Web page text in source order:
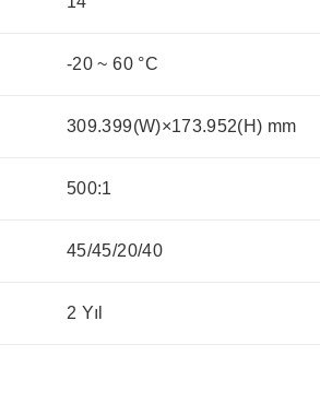
-20 ~ 60 °C
309.399(W)×173.952(H) mm
500:1
45/45/20/40
2 Yıl